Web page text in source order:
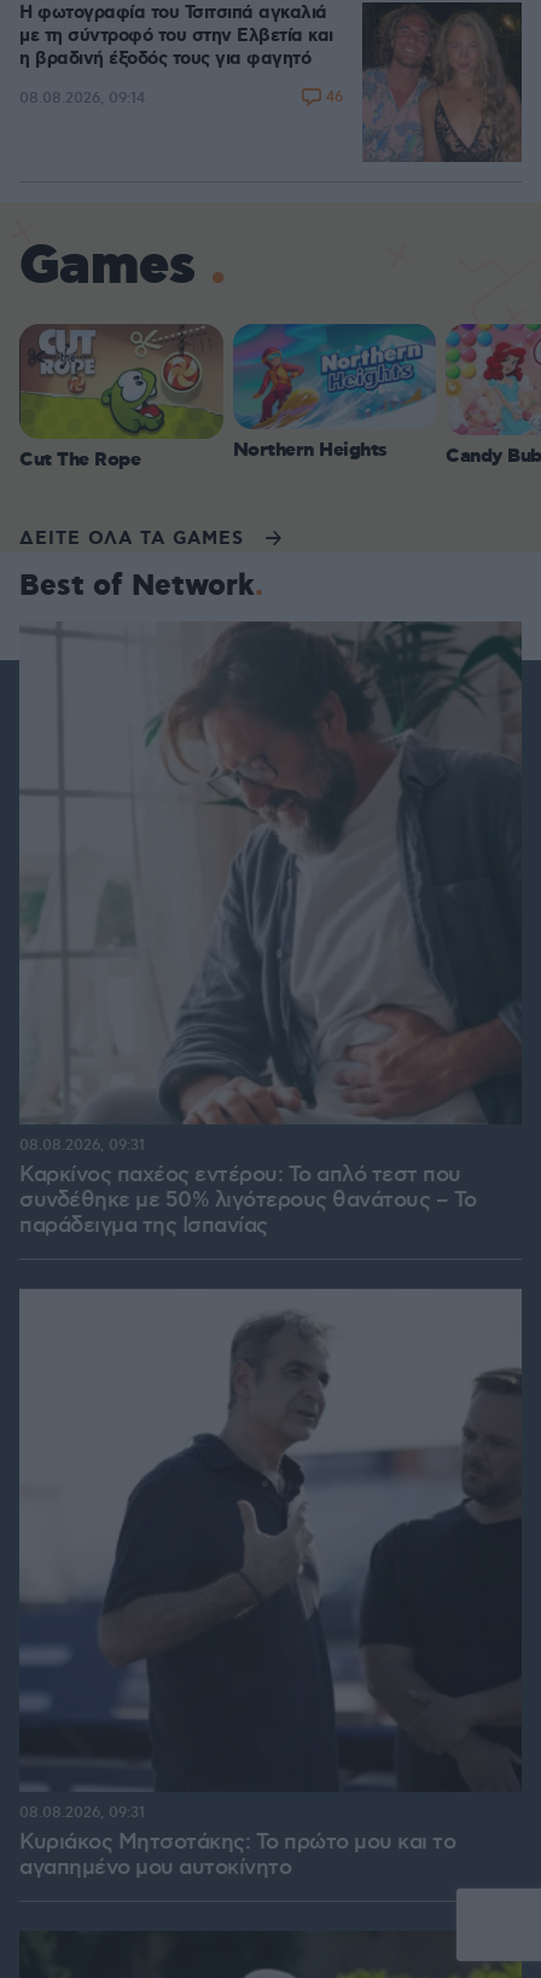
Η φωτογραφία του Τσιτσιπά αγκαλιά
με τη σύντροφό του στην Ελβετία και
η βραδινή έξοδός τους για φαγητό
08.08.2026, 09:14 46
Games
Cut The Rope Northern Heights Candy
ΔΕΙΤΕ ΟΛΑ ΤΑ GAMES
Best of Network
Καρκίνος παχέος εντέρου: Το απλό τεστ που
συνδέθηκε με 50% λιγότερους θανάτους – Το
παράδειγμα της Ισπανίας
08.08.2026, 09:31
Κυριάκος Μητσοτάκης: Το πρώτο μου και το
αγαπημένο μου αυτοκίνητο
08.08.2026, 09:31